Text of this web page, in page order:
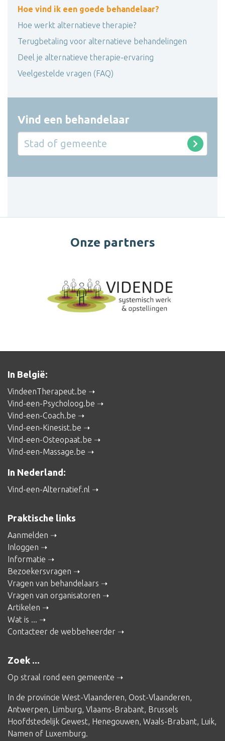
Hoe vind ik een goede behandelaar?
Hoe werkt alternatieve therapie?
Terugbetaling voor alternatieve behandelingen
Deel je alternatieve therapie-ervaring
Veelgestelde vragen (FAQ)
Vind een behandelaar
Onze partners
In België:
VindeenTherapeut.be
Vind-een-Psycholoog.be
Vind-een-Coach.be
Vind-een-Kinesist.be
Vind-een-Osteopaat.be
Vind-een-Massage.be
In Nederland:
Vind-een-Alternatief.nl
Praktische links
Aanmelden
Inloggen
Informatie
Bezoekersvragen
Vragen van behandelaars
Vragen van organisatoren
Artikelen
Wat is ...
Contacteer de webbeheerder
Zoek ...
Op straal rond een gemeente
In de provincie West-Vlaanderen, Oost-Vlaanderen,
Antwerpen, Limburg, Vlaams-Brabant, Brussels
Hoofdstedelijk Gewest, Henegouwen, Waals-Brabant, Luik,
Namen of Luxemburg.